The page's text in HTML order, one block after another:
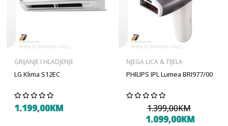
GRIJANJE I HLADJENJE
LG Klima S12EC
1.199,00KM
NJEGA LICA & TIJELA
PHILIPS IPL Lumea BRI977/00
1.399,00KM
1.099,00KM